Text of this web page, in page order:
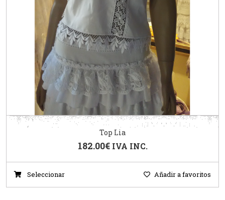
Top Lia
182.00€ IVA INC.
Seleccionar Añadir a favoritos